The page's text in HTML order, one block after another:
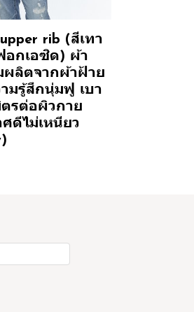
rib (สีเทา
อกเอซิด) ผ้า
ลิตจากผ้าฝ้าย
ามรู้สึกนุ่มฟู เบา
รต่อผิวกาย
ดีไม่เหนียว